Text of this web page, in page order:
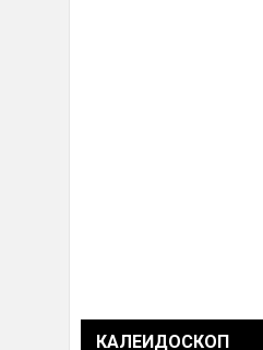
КАЛЕИДОСКОП